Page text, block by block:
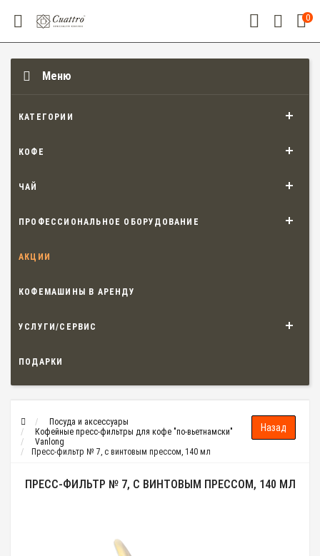
0
Меню
КАТЕГОРИИ
КОФЕ
ЧАЙ
ПРОФЕССИОНАЛЬНОЕ ОБОРУДОВАНИЕ
АКЦИИ
КОФЕМАШИНЫ В АРЕНДУ
УСЛУГИ/СЕРВИС
ПОДАРКИ
Посуда и аксессуары
Кофейные пресс-фильтры для кофе "по-вьетнамски"
Vanlong
Пресс-фильтр № 7, с винтовым прессом, 140 мл
ПРЕСС-ФИЛЬТР № 7, С ВИНТОВЫМ ПРЕССОМ, 140 МЛ